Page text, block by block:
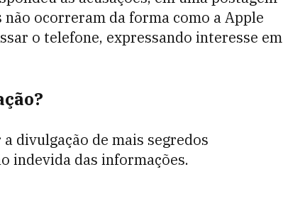
não ocorreram da forma como a Apple
o telefone, expressando interesse em
divulgação de mais segredos
indevida das informações.